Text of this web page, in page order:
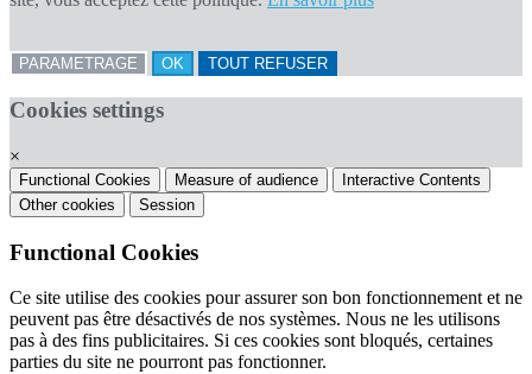
PARAMETRAGE OK TOUT REFUSER
Cookies settings
×
Functional Cookies Measure of audience
Interactive Contents
Other cookies
Session
Functional Cookies
Ce site utilise des cookies pour assurer son bon fonctionnement et ne
peuvent pas être désactivés de nos systèmes. Nous ne les utilisons
pas à des fins publicitaires. Si ces cookies sont bloqués, certaines
parties du site ne pourront pas fonctionner.